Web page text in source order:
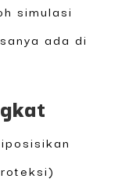
simulasi
ada di